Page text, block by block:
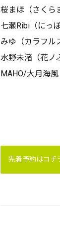
桜まほ（さくら
七瀬Ribi（にっ
みゆ（カラフル
水野未渚（花ノ
MAHO/大月海風
先着予約はコチ